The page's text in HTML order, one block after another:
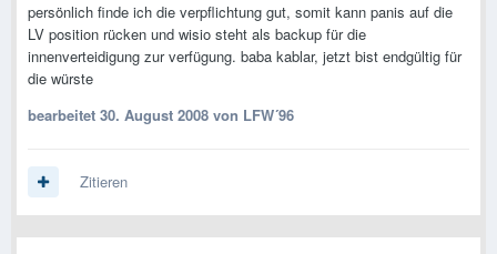
persönlich finde ich die verpflichtung gut, somit kann panis auf die
LV position rücken und wisio steht als backup für die
innenverteidigung zur verfügung. baba kablar, jetzt bist endgültig für
die würste
bearbeitet 30. August 2008 von LFW´96
Zitieren